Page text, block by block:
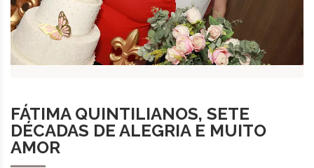
FÁTIMA QUINTILIANOS, SETE
DÉCADAS DE ALEGRIA E MUITO
AMOR